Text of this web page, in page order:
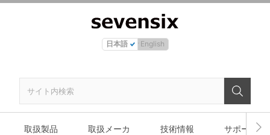
日本語 English
取扱製品 取扱メーカ 技術情報 サポート